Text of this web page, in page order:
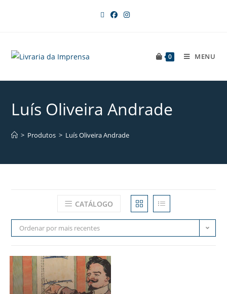
0 MENU
Luís Oliveira Andrade
> Produtos > Luís Oliveira Andrade
CATÁLOGO
Ordenar por mais recentes